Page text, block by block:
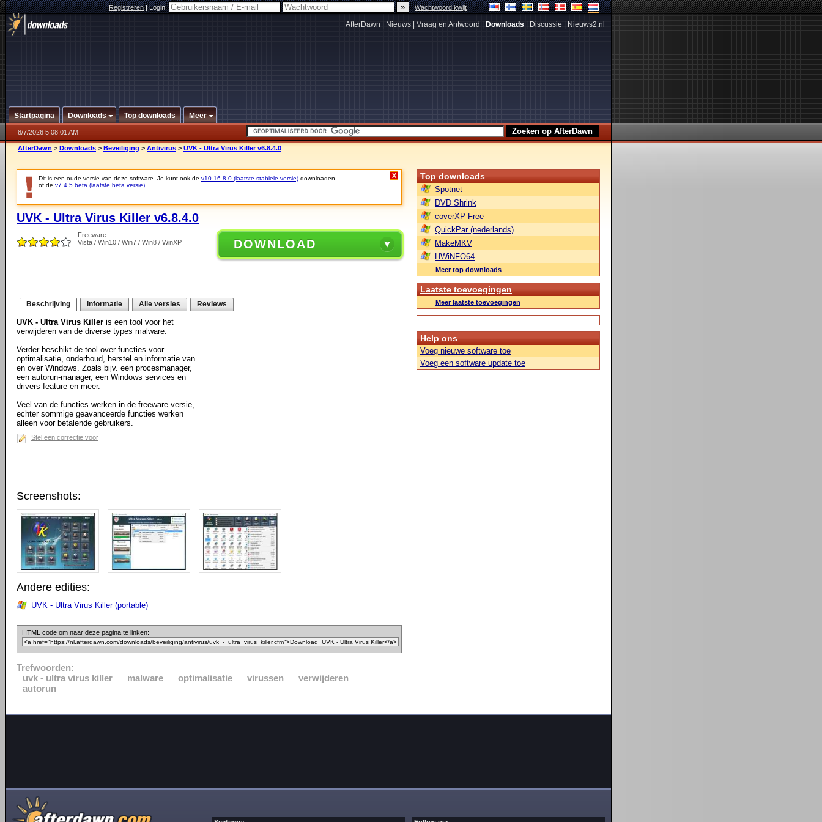
Registreren|Login: |Wachtwoord kwijt
AfterDawn Nieuws Vraag en Antwoord Downloads Discussie Nieuws2.nl
Startpagina Downloads Top downloads Meer
8/7/2026 5:08:01 AM
AfterDawn > Downloads > Beveiliging > Antivirus > UVK - Ultra Virus Killer v6.8.4.0
Dit is een oude versie van deze software. Je kunt ook de v10.16.8.0 (laatste stabiele versie) downloaden.
of de v7.4.5 beta (laatste beta versie)
X
UVK - Ultra Virus Killer v6.8.4.0
Freeware
Vista / Win10 / Win7 / Win8 / WinXP
DOWNLOAD
Beschrijving Informatie Alle versies Reviews
UVK - Ultra Virus Killer is een tool voor het
verwijderen van de diverse types malware.
Verder beschikt de tool over functies voor
optimalisatie, onderhoud, herstel en informatie van
en over Windows. Zoals bijv. een procesmanager,
een autorun-manager, een Windows services en
drivers feature en meer.
Veel van de functies werken in de freeware versie,
echter sommige geavanceerde functies werken
alleen voor betalende gebruikers.
Stel een correctie voor
Screenshots:
Andere edities:
UVK - Ultra Virus Killer (portable)
HTML code om naar deze pagina te linken:
Trefwoorden:
uvk - ultra virus killer
malware optimalisatie virussen
verwijderen
autorun
Top downloads
Spotnet
DVD Shrink
coverXP Free
QuickPar (nederlands)
MakeMKV
HWiNFO64
Meer top downloads
Laatste toevoegingen
Meer laatste toevoegingen
Help ons
Voeg nieuwe software toe
Voeg een software update toe